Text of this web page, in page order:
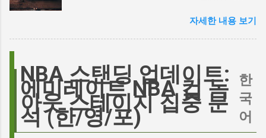
한 비판에 대해 "기다려 보세요. 믿으세요. 분명
의 이미지가 원작과 부합하는지 여부를 넘어, 우
리가 '히스클리프'라는 인물에게 기대하는 바가
무엇인지, 그리고 배우가 그 기대를 어떻게 충족
시킬 수 있는지에 대한 근본적인 질문을 던집니
다. 다니엘 데이 루이스, '진정성'의 대명사 이 지
연결고리 오늘의 구글 트렌드 인기 검색어 'jd'는
단순히 두 글자의 약자가 아닙니다. 최근 미국
'Signalgate' 스캔들과 깊숙이 연결되어 있습니
다. 폭스뉴스 진행자 피트 헤게세스(Pete
Hegseth)를 중심으로 벌어진 이 스캔들은 예상
치 못한 인물, JD 밴스(JD Vance)의 이름까지 소
환하며 파장을 일으키고 있습니다. 왜 'jd'가 갑자
자세한 내용 보기
NBA 스탠딩 업데이트:
에미레이트 NBA 컵 녹
아웃 스테이지 집중 분
석 (한/영/포)
한
국
어